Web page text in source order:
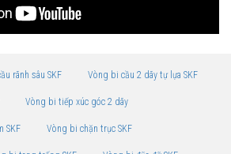
rãnh sâu SKF Vòng bi cầu 2 dãy tự lựa SKF
Vòng bi tiếp xúc góc 2 dãy
SKF Vòng bi chặn trục SKF